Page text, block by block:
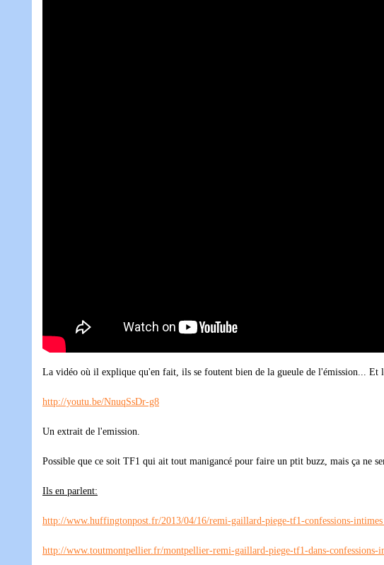
La vidéo où il explique qu'en fait, ils se foutent bien de la gueule de l'émission... Et
http://youtu.be/NnuqSsDr-g8
Un extrait de l'emission.
Possible que ce soit TF1 qui ait tout manigancé pour faire un ptit buzz, mais ça ne
Ils en parlent:
http://www.huffingtonpost.fr/2013/04/16/remi-gaillard-piege-tf1-confessions-
http://www.toutmontpellier.fr/montpellier-remi-gaillard-piege-tf1-dans-confessions-